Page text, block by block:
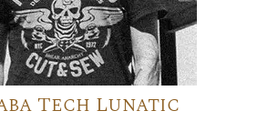
Tech Lunatic